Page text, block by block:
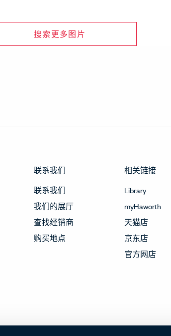
搜索更多图片
联系我们
联系我们
我们的展厅
查找经销商
购买地点
相关链接
Library
myHaworth
天猫店
京东店
官方网店